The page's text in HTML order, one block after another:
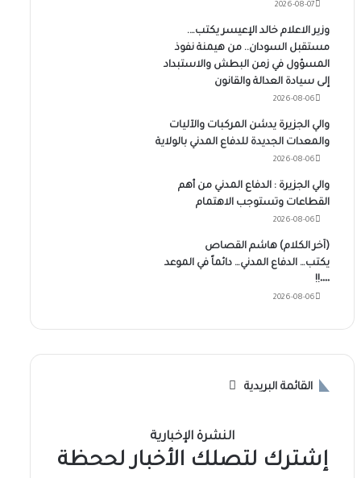
2026-08-07
وزير الاعلام خالد الإعيسر يكتب….
مستقبل السودان.. من هيمنة نفوذ
المسؤول في زمن البطش والاستبداد
إلى سيادة العدالة والقانون
2026-08-06
والي الجزيرة يدشن المركبات والآليات
والمعدات الجديدة للدفاع المدني بالولاية
2026-08-06
والي الجزيرة : الدفاع المدني من أهم
القطاعات وتستوجب الاهتمام
2026-08-06
(آخر الكلام) هاشم القصاص
يكتب… الدفاع المدني… دائماً في الموعد
٠٠٠٠!!
2026-08-06
القائمة البريدية
النشرة الإخبارية
إشترك لتصلك الأخبار لححظة